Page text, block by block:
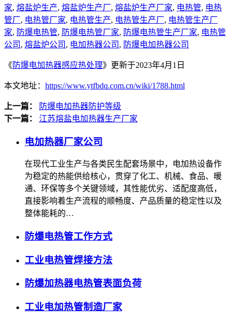
家, 熔盐炉生产, 熔盐炉生产厂, 熔盐炉生产厂家, 电热管, 电热
管厂, 电热管厂家, 电热管生产, 电热管生产厂, 电热管生产厂
家, 防爆电热管, 防爆电热管厂家, 防爆电热管生产厂家, 电热管
公司 , 熔盐炉公司 , 电加热器公司 , 防爆电加热器公司
《 防爆电加热器感应热处理》更新于2023年4月1日
本文地址： https://www.ytfbdq.com.cn/wiki/1788.html
上一篇：
防爆电加热器防护等级
下一篇：
江苏熔盐电加热器生产厂家
电加热器厂家公司
在现代工业生产与各类民生配套场景中，电加热设备作
为稳定的热能供给核心，贯穿了化工、机械、食品、暖
通、环保等多个关键领域，其性能优劣、适配度高低，
直接影响着生产流程的顺畅度、产品质量的稳定性以及
整体能耗的…
防爆电热管工作方式
工业电热管焊接方法
防爆加热器电热管表面负荷
工业电加热管制造厂家